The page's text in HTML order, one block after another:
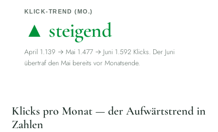
KLICK-TREND (MO.)
▲ steigend
April 1.139 → Mai 1.477 → Juni 1.592 Klicks. Der Juni
übertraf den Mai bereits vor Monatsende.
Klicks pro Monat — der Aufwärtstrend in
Zahlen